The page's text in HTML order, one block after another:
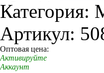
Категория:
Артикул:
Оптовая цена:
Активируйте
Аккаунт